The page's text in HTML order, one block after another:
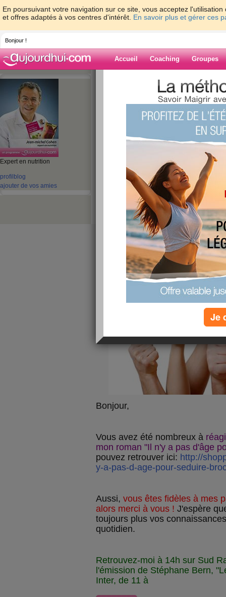
En poursuivant votre navigation sur ce site, vous acceptez
et offres adaptés à vos centres d'intérêt. En savoir plus et gérer ces
Bonjour !
Accueil Coaching Groupes
Expert en nutrition
profil blog
ajouter de vos amies
> jeanmichelcohen
Blog de
1471 - 1480 de 1755
11 - 20 21 - 30 31 - 40 41 - 50
51 -
121 - 130131 - 140 141 - 150 151 - 160
‹ Préc. 141 142 143 144 145 146
Vos réactions,
publié le 16/11/2010 à 10:42
Bonjour,
Vous avez été nombreux à
mon roman "Il n'y a pas d'âge
pouvez retrouver ici: http://
y-a-pas-d-age-pour-seduire-
Aussi, vous êtes fidèles à mes
alors merci à vous ! J'espère
toujours plus vos
quotidien.
Retrouvez-moi à 14h sur Sud
l'émission de Stéphane Bern,
Inter, de 11 à
Je